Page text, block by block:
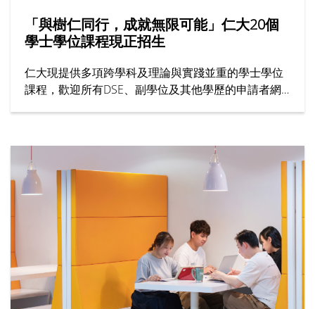
「與樹仁同行，成就無限可能」仁大20個
學士學位課程現正招生
仁大現提供多項跨學科及理論與實踐並重的學士學位
課程，歡迎所有DSE、副學位及其他學歷的申請者網